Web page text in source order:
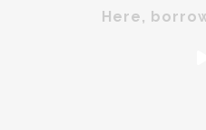
Here,